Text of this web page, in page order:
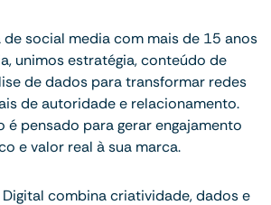
de social media com mais de 15 anos
unimos estratégia, conteúdo de
de dados para transformar redes
de autoridade e relacionamento.
é pensado para gerar engajamento
e valor real à sua marca.
Digital combina criatividade, dados e